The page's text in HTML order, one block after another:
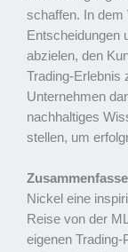
schaffen. In dem
Entscheidungen
abzielen, den
Trading-Erlebnis
Unternehmen
nachhaltiges
stellen, um
Nickel eine
Reise von der
eigenen